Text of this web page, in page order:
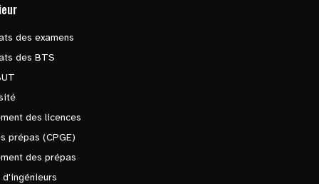
des examens
des BTS
des licences
prépas (CPGE)
des prépas
d'ingénieurs